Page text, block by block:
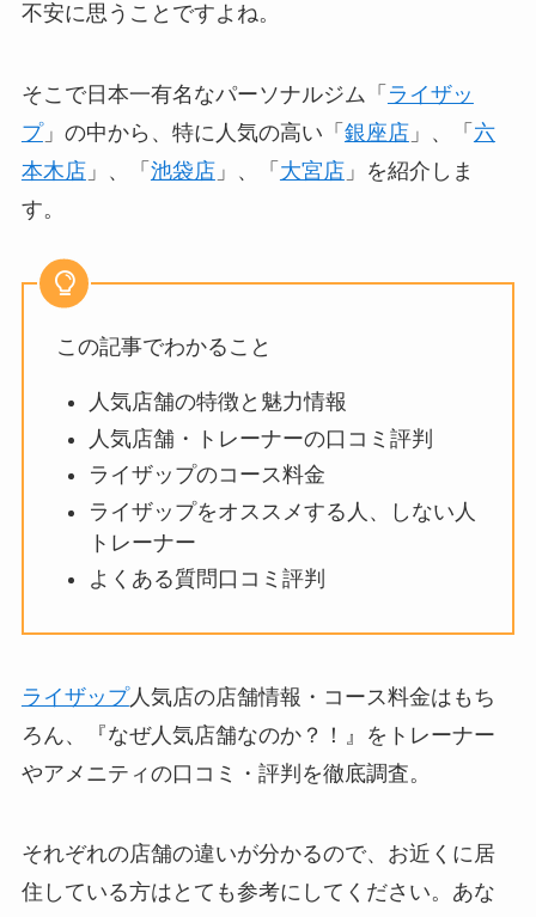
不安に思うことですよね。
そこで日本一有名なパーソナルジム「 ライザッ
プ」の中から、特に人気の高い「 銀座店」、「 六
本木店」、「 池袋店」、「 大宮店」を紹介しま
す。
この記事でわかること
人気店舗の特徴と魅力情報
人気店舗・トレーナーの口コミ評判
ライザップのコース料金
ライザップをオススメする人、しない人
トレーナー
よくある質問口コミ評判
ライザップ人気店の店舗情報・コース料金はもち
ろん、『なぜ人気店舗なのか？！』をトレーナー
やアメニティの口コミ・評判を徹底調査。
それぞれの店舗の違いが分かるので、お近くに居
住している方はとても参考にしてください。あな